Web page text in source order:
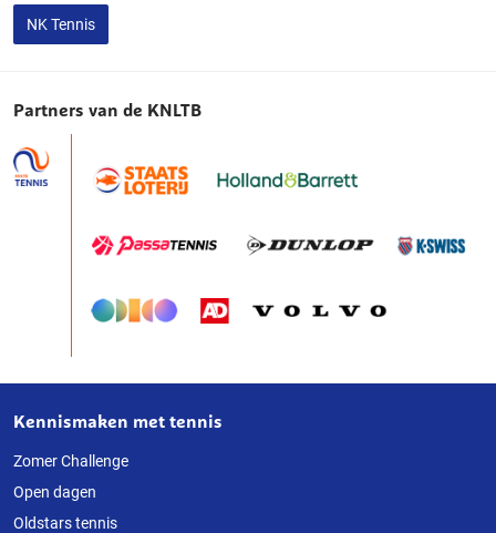
NK Tennis
Partners van de KNLTB
Over
deze
website
Kennismaken met tennis
Zomer Challenge
Open dagen
Oldstars tennis